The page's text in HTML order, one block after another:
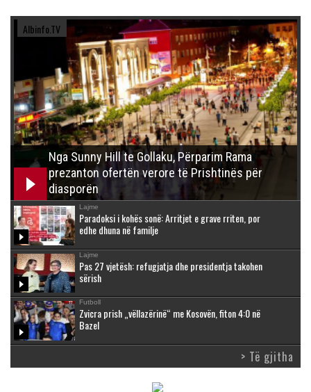
Albinfo.TV
Nga Sunny Hill te Gollaku, Përparim Rama
prezanton ofertën verore të Prishtinës për
diasporën
Lajme
Paradoksi i kohës sonë: Arritjet e grave rriten, por
edhe dhuna në familje
Lajme
Pas 27 vjetësh: refugjatja dhe presidentja takohen
sërish
Futboll
Zvicra prish „vëllazërinë“ me Kosovën, fiton 4:0 në
Bazel
> Të gjitha